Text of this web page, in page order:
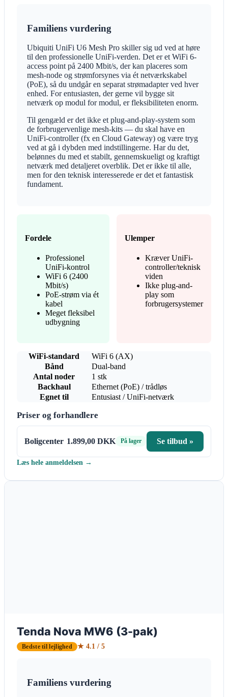
Familiens vurdering
Ubiquiti UniFi U6 Mesh Pro skiller sig ud ved at høre
til den professionelle UniFi-verden. Det er et WiFi 6-
access point på 2400 Mbit/s, der kan placeres som
mesh-node og strømforsynes via ét netværkskabel
(PoE), så du undgår en separat strømadapter ved hver
enhed. For entusiasten, der gerne vil bygge sit
netværk op modul for modul, er fleksibiliteten enorm.
Til gengæld er det ikke et plug-and-play-system som
de forbrugervenlige mesh-kits — du skal have en
UniFi-controller (fx en Cloud Gateway) og være tryg
ved at gå i dybden med indstillingerne. Har du det,
belønnes du med et stabilt, gennemskueligt og kraftigt
netværk med detaljeret overblik. Det er ikke til alle,
men for den teknisk interesserede er det et fantastisk
fundament.
Fordele
Professionel
UniFi-kontrol
WiFi 6 (2400
Mbit/s)
PoE-strøm via ét
kabel
Meget fleksibel
udbygning
Ulemper
Kræver UniFi-
controller/teknisk
viden
Ikke plug-and-
play som
forbrugersystemer
WiFi-standard
WiFi 6 (AX)
Bånd
Dual-band
Antal noder
1 stk
Backhaul
Ethernet (PoE) / trådløs
Egnet til
Entusiast / UniFi-netværk
Priser og forhandlere
Boligcenter 1.899,00 DKK På lager Se tilbud »
Læs hele anmeldelsen →
Tenda Nova MW6 (3-pak)
Bedste til lejlighed ★ 4.1 / 5
Familiens vurdering